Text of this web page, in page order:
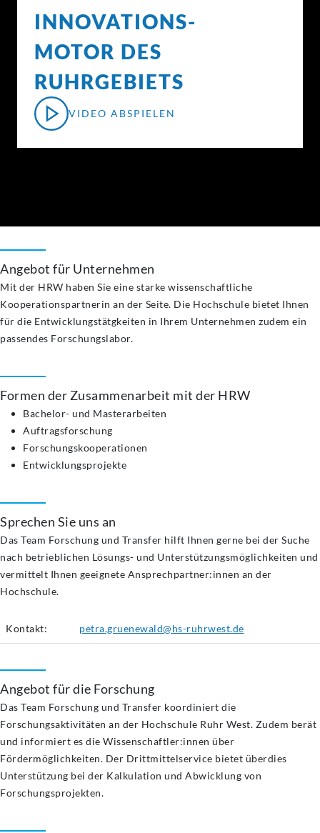
INNOVATIONS-
MOTOR DES
RUHRGEBIETS
VIDEO ABSPIELEN
Angebot für Unternehmen
Mit der HRW haben Sie eine starke wissenschaftliche
Kooperationspartnerin an der Seite. Die Hochschule bietet Ihnen
für die Entwicklungstätgkeiten in Ihrem Unternehmen zudem ein
passendes Forschungslabor.
Formen der Zusammenarbeit mit der HRW
Bachelor- und Masterarbeiten
Auftragsforschung
Forschungskooperationen
Entwicklungsprojekte
Sprechen Sie uns an
Das Team Forschung und Transfer hilft Ihnen gerne bei der Suche
nach betrieblichen Lösungs- und Unterstützungsmöglichkeiten und
vermittelt Ihnen geeignete Ansprechpartner:innen an der
Hochschule.
Kontakt: petra.gruenewald@hs-ruhrwest.de
Angebot für die Forschung
Das Team Forschung und Transfer koordiniert die
Forschungsaktivitäten an der Hochschule Ruhr West. Zudem berät
und informiert es die Wissenschaftler:innen über
Fördermöglichkeiten. Der Drittmittelservice bietet überdies
Unterstützung bei der Kalkulation und Abwicklung von
Forschungsprojekten.